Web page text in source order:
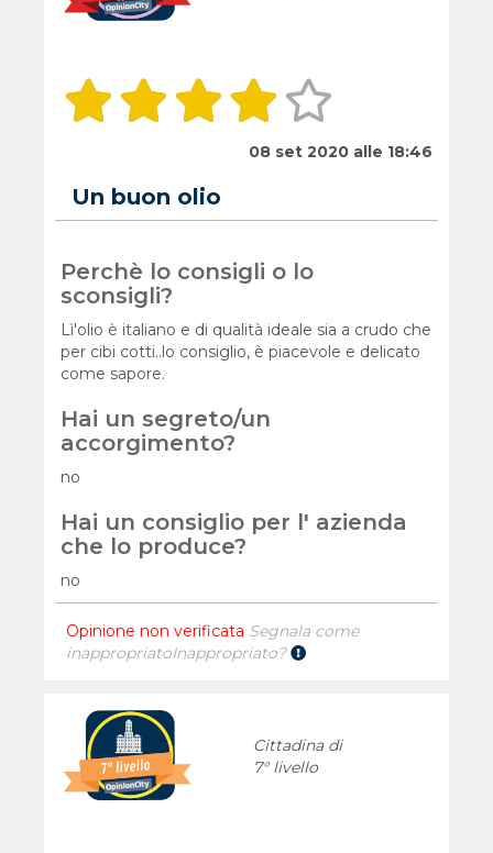
08 set 2020 alle 18:46
Un buon olio
Perchè lo consigli o lo
sconsigli?
Lì'olio è italiano e di qualità ideale sia a crudo che
per cibi cotti..lo consiglio, è piacevole e delicato
come sapore.
Hai un segreto/un
accorgimento?
no
Hai un consiglio per l' azienda
che lo produce?
no
Opinione non verificata Segnala come
inappropriatoInappropriato?
Cittadina di
7° livello